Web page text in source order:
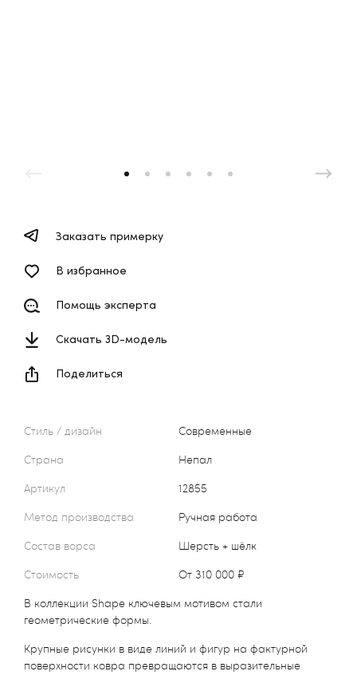
Стиль / дизайн
Современные
Страна
Непал
Артикул
12855
Метод производства
Ручная работа
Состав ворса
Шерсть + шёлк
Стоимость
от 310 000 ₽
В коллекции Shape ключевым мотивом стали
геометрические формы.
Крупные рисунки в виде линий и фигур на фактурной
поверхности ковра превращаются в выразительные
Заказать примерку
В избранное
Помощь эксперта
Скачать 3D-модель
Поделиться